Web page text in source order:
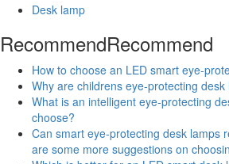
Desk lamp
RecommendRecommend
How to choose an LED smart eye-
Why are childrens eye-protecting
What is an intelligent eye-protecting
choose?
Can smart eye-protecting desk lamps
are some more suggestions on